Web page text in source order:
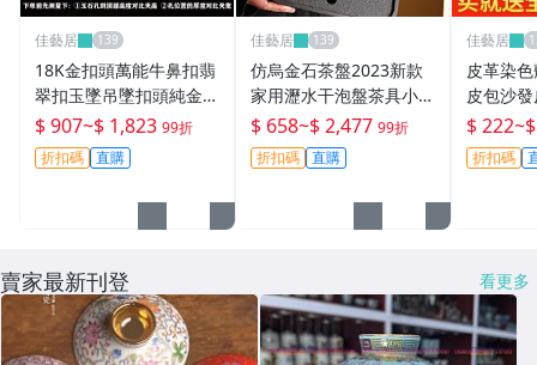
假兩件褲裙
冰種瓷茶杯
羊脂玉白瓷茶杯
防水布小挎包
棒球帽
佳藝居
18K金扣頭萬能牛鼻扣翡
翠扣玉墜吊墜扣頭純金瓜
子扣夾扣橫孔玉扣-佳藝
居
$ 907~$ 1,823 99折
折扣碼 直購
佳藝居
仿烏金石茶盤2023新款
家用瀝水干泡盤茶具小型
功夫茶海茶托盤茶台-zer
o潮流屋
$ 658~$ 2,477 99折
折扣碼 直購
佳藝居
皮革染
皮包沙
真皮衣
居
$ 222~
折扣碼
賣家最新刊登 看更多